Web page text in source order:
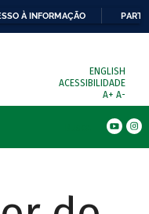
À INFORMAÇÃO
ENGLISH
ACESSIBILIDADE
A+ A-